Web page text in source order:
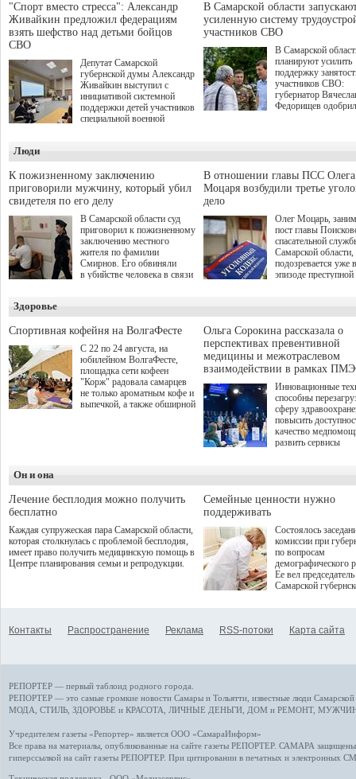
"Спорт вместо стресса": Александр
Живайкин предложил федерациям
взять шефство над детьми бойцов
СВО
Депутат Самарской
губернской думы Александр
Живайкин выступил с
инициативой системной
поддержки детей участников
специальной военной
"Помощь фронту и семьям
участников СВО", которая
прошла в Отрадном 7
августа.
В Самарской области
усиленную систему
участников СВО
В Самарской
планируют усилить
поддержку
участников СВО:
губернатор
Федорищев
на трудоустройство
спокойную
мирной жизни.
Люди
К пожизненному заключению
приговорили мужчину, который убил
свидетеля по его делу
В Самарской области суд
приговорил к пожизненному
заключению местного
жителя по фамилии
Смирнов. Его обвиняли
в убийстве человека в связи
В отношении главы ПСС Олега
Моцаря возбудили третье
дело
Олег Моцарь,
пост главы
спасательной
Самарской области,
подозревается уже
эпизоде преступной
а сам он
Здоровье
Спортивная кофейня на ВолгаФесте
С 22 по 24 августа, на
юбилейном ВолгаФесте,
площадка сети кофеен
"Корж" радовала самарцев
не только ароматным кофе и
выпечкой, а также обширной
Ольга Сорокина рассказала о
перспективах превентивной
медицины и межотраслевом
взаимодействии в рамках
Инновационные
способны
сферу
повысить
качество
развить сервисы
определенными
К ним можно
возникающие при
данными
более динамичного
проникновения
сегмент
отраслевое
рассказала Ольга
ходе сессии
качества жизни" в
ПМЭФ 2025. В
РФ Михаил
представители
Государственной
Он и она
Лечение бесплодия можно получить
бесплатно
Каждая супружеская пара Самарской области,
которая столкнулась с проблемой бесплодия,
имеет право получить медицинскую помощь в
Центре планирования семьи и репродукции.
Семейные ценности нужно
поддерживать
Состоялось
комиссии при
по вопросам
демографического
Ее вел председатель
Самарской
Контакты Распространение Реклама RSS-потоки Карта сайта
РЕПОРТЕР — первый таблоид родного города.
РЕПОРТЕР — это самые громкие новости Самары и Тольятти, известные люди
МОДА, СТИЛЬ ЗДОРОВЬЕ и КРАСОТА ЛИЧНЫЕ ДЕНЬГИ ДОМ и РЕМОНТ,
Учредителем газеты «Репортер» является ООО «СамараИнформ»
Все права на материалы, опубликованные на сайте газеты РЕПОРТЕР. САМАРА защищены.
гиперссылкой на сайт газеты РЕПОРТЕР. При цитировании в печатных и электронных